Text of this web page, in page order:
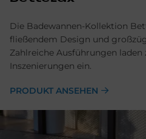
Die Badewannen-Kollektion
fließendem Design und
Zahlreiche Ausführungen laden
Inszenierungen ein.
PRODUKT ANSEHEN